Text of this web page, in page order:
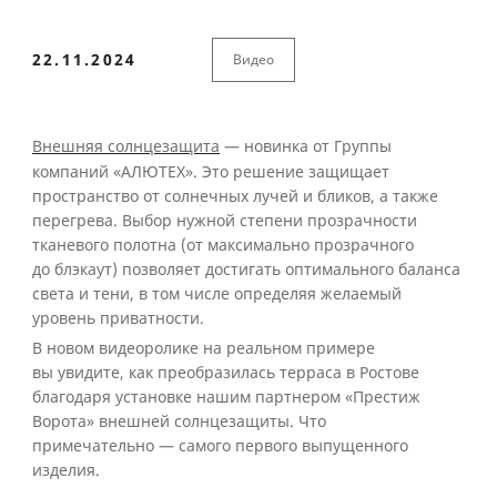
22.11.2024 Видео
Внешняя солнцезащита — новинка от Группы
компаний «АЛЮТЕХ». Это решение защищает
пространство от солнечных лучей и бликов, а также
перегрева. Выбор нужной степени прозрачности
тканевого полотна (от максимально прозрачного
до блэкаут) позволяет достигать оптимального баланса
света и тени, в том числе определяя желаемый
уровень приватности.
В новом видеоролике на реальном примере
вы увидите, как преобразилась терраса в Ростове
благодаря установке нашим партнером «Престиж
Ворота» внешней солнцезащиты. Что
примечательно — самого первого выпущенного
изделия.